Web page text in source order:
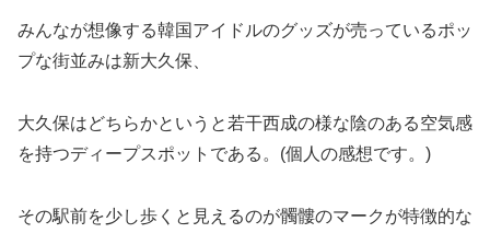
みんなが想像する韓国アイドルのグッズが売っているポッ
プな街並みは新大久保、
大久保はどちらかというと若干西成の様な陰のある空気感
を持つディープスポットである。(個人の感想です。)
その駅前を少し歩くと見えるのが髑髏のマークが特徴的な